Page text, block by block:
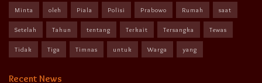
Minta oleh Piala Polisi Prabowo Rumah saat
Setelah Tahun tentang Terkait Tersangka Tewas
Tidak Tiga Timnas untuk Warga yang
Recent News